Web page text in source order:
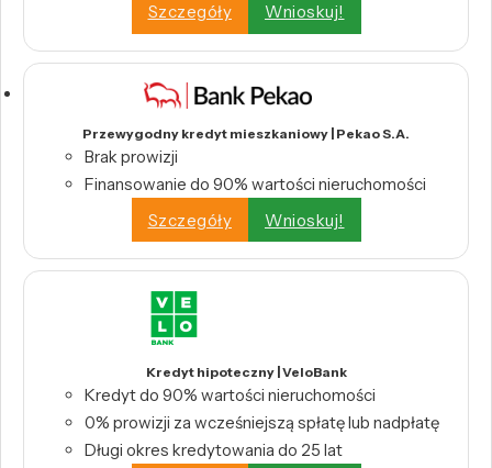
Szczegóły
Wnioskuj!
Przewygodny kredyt mieszkaniowy | Pekao S.A.
Brak prowizji
Finansowanie do 90% wartości nieruchomości
Szczegóły
Wnioskuj!
Kredyt hipoteczny | VeloBank
Kredyt do 90% wartości nieruchomości
0% prowizji za wcześniejszą spłatę lub nadpłatę
Długi okres kredytowania do 25 lat